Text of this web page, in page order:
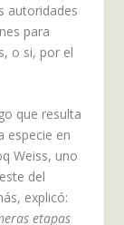
autoridades
para
o si, por el
que resulta
especie en
Weiss, uno
del
explicó:
etapas